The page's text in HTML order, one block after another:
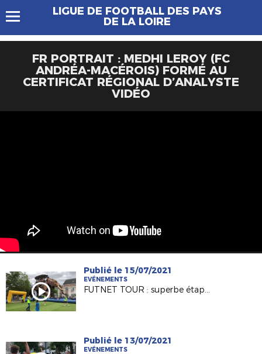
LIGUE DE FOOTBALL DES PAYS
DE LA LOIRE
FR PORTRAIT : MEDHI LEROY (FC
ANDRÉA-MACÉROIS) FORMÉ AU
CERTIFICAT RÉGIONAL D’ANALYSTE
VIDÉO
Publié le 15/07/2021
EVÉNEMENTS
FUTNET TOUR : superbe étape à Nantes !
Publié le 13/07/2021
EVÉNEMENTS